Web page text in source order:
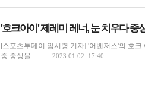
'호크아이' 제레미 레너, 눈 치우다
[스포츠투데이 임시령 기자] '어벤저스'의 호
중 중상을…
2023.01.02. 17:40